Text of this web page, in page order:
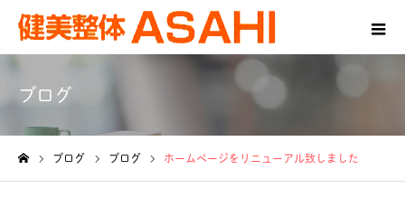
ブログ
ブログ ブログ ホームページをリニューアル致しました